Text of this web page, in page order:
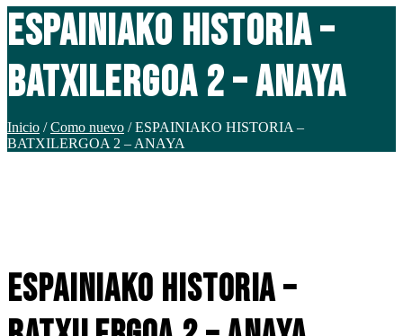
ESPAINIAKO HISTORIA –
BATXILERGOA 2 – ANAYA
Inicio /Como nuevo / ESPAINIAKO HISTORIA –
BATXILERGOA 2 – ANAYA
ESPAINIAKO HISTORIA –